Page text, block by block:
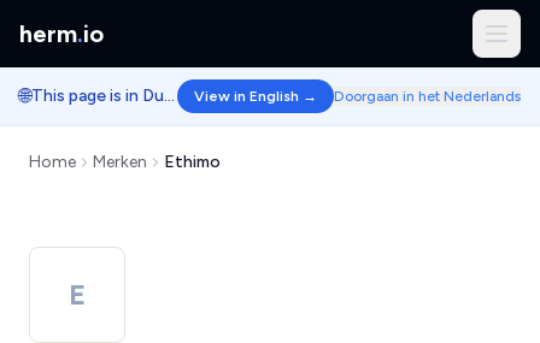
herm.io
🌐 This page is in Dutch. View in English → Doorgaan in het Nederlands
Home Merken Ethimo
E